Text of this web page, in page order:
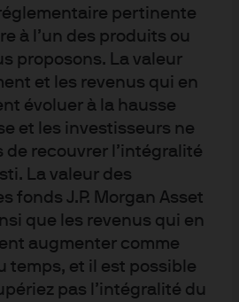
pertinente
à l’un des produits ou
proposons. La valeur
et les revenus qui en
évoluer à la hausse
et les investisseurs ne
de recouvrer l’intégralité
La valeur des
fonds J.P. Morgan Asset
que les revenus qui en
augmenter comme
temps, et il est possible
pas l’intégralité du
recouvrer l’intégralité du
et les rendements
pas forcément des résultats
certitude n'existe quant
J.P. Morgan Asset
commercial de la division
JPMorgan Chase & Co et son
Dans les limites
vos conversations sont
et vos
contrôlées dans le
à nos obligations
et à nos polices
personnelles seront
traitées par J.P. Morgan
le respect de la Politique
emea-